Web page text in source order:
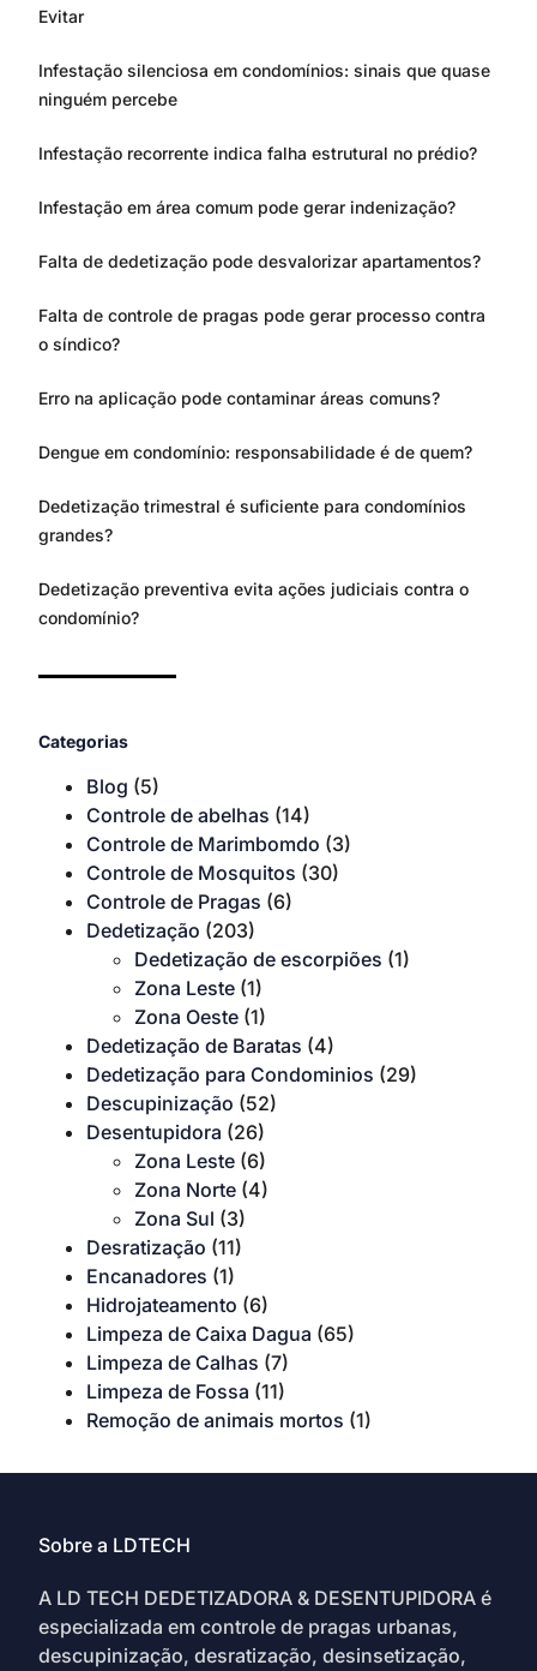
Evitar
Infestação silenciosa em condomínios: sinais que quase
ninguém percebe
Infestação recorrente indica falha estrutural no prédio?
Infestação em área comum pode gerar indenização?
Falta de dedetização pode desvalorizar apartamentos?
Falta de controle de pragas pode gerar processo contra
o síndico?
Erro na aplicação pode contaminar áreas comuns?
Dengue em condomínio: responsabilidade é de quem?
Dedetização trimestral é suficiente para condomínios
grandes?
Dedetização preventiva evita ações judiciais contra o
condomínio?
Categorias
Blog (5)
Controle de abelhas (14)
Controle de Marimbomdo (3)
Controle de Mosquitos (30)
Controle de Pragas (6)
Dedetização (203)
Dedetização de escorpiões (1)
Zona Leste (1)
Zona Oeste (1)
Dedetização de Baratas (4)
Dedetização para Condominios (29)
Descupinização (52)
Desentupidora (26)
Zona Leste (6)
Zona Norte (4)
Zona Sul (3)
Desratização (11)
Encanadores (1)
Hidrojateamento (6)
Limpeza de Caixa Dagua (65)
Limpeza de Calhas (7)
Limpeza de Fossa (11)
Remoção de animais mortos (1)
Sobre a LDTECH
A LD TECH DEDETIZADORA & DESENTUPIDORA é
especializada em controle de pragas urbanas,
descupinização, desratização, desinsetização,